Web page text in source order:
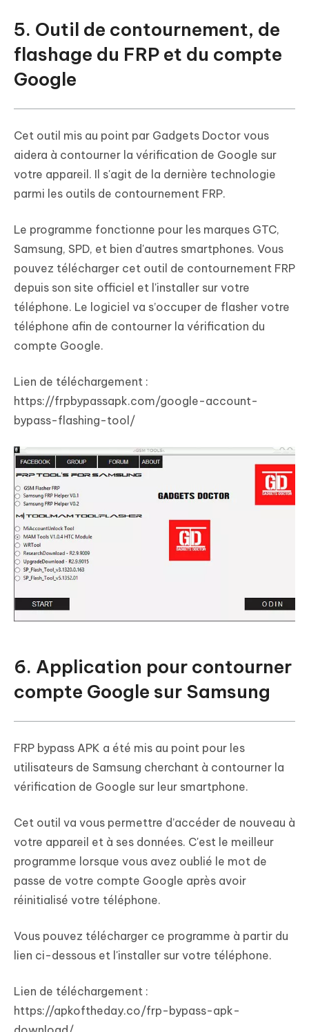
5. Outil de contournement, de
flashage du FRP et du compte
Google
Cet outil mis au point par Gadgets Doctor vous
aidera à contourner la vérification de Google sur
votre appareil. Il s'agit de la dernière technologie
parmi les outils de contournement FRP.
Le programme fonctionne pour les marques GTC,
Samsung, SPD, et bien d'autres smartphones. Vous
pouvez télécharger cet outil de contournement FRP
depuis son site officiel et l'installer sur votre
téléphone. Le logiciel va s’occuper de flasher votre
téléphone afin de contourner la vérification du
compte Google.
Lien de téléchargement :
https://frpbypassapk.com/google-account-
bypass-flashing-tool/
6. Application pour contourner
compte Google sur Samsung
FRP bypass APK a été mis au point pour les
utilisateurs de Samsung cherchant à contourner la
vérification de Google sur leur smartphone.
Cet outil va vous permettre d’accéder de nouveau à
votre appareil et à ses données. C'est le meilleur
programme lorsque vous avez oublié le mot de
passe de votre compte Google après avoir
réinitialisé votre téléphone.
Vous pouvez télécharger ce programme à partir du
lien ci-dessous et l'installer sur votre téléphone.
Lien de téléchargement :
https://apkoftheday.co/frp-bypass-apk-